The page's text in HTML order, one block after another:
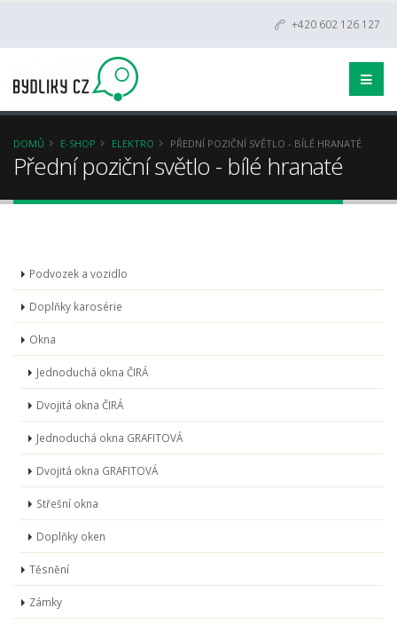
+420 602 126 127
DOMŮ E-SHOP ELEKTRO PŘEDNÍ POZIČNÍ SVĚTLO - BÍLÉ HRANATÉ
Přední poziční světlo - bílé hranaté
Podvozek a vozidlo
Doplňky karosérie
Okna
Jednoduchá okna ČIRÁ
Dvojitá okna ČIRÁ
Jednoduchá okna GRAFITOVÁ
Dvojitá okna GRAFITOVÁ
Střešní okna
Doplňky oken
Těsnění
Zámky